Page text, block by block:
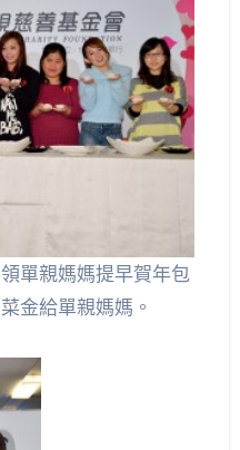
單親媽媽提早賀年包
金給單親媽媽。